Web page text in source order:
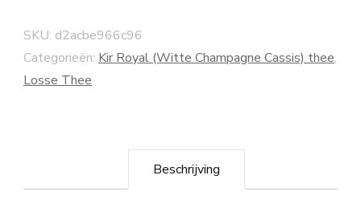
SKU: d2acbe966c96
Categorieën: Kir Royal (Witte Champagne Cassis) thee,
Losse Thee
Beschrijving